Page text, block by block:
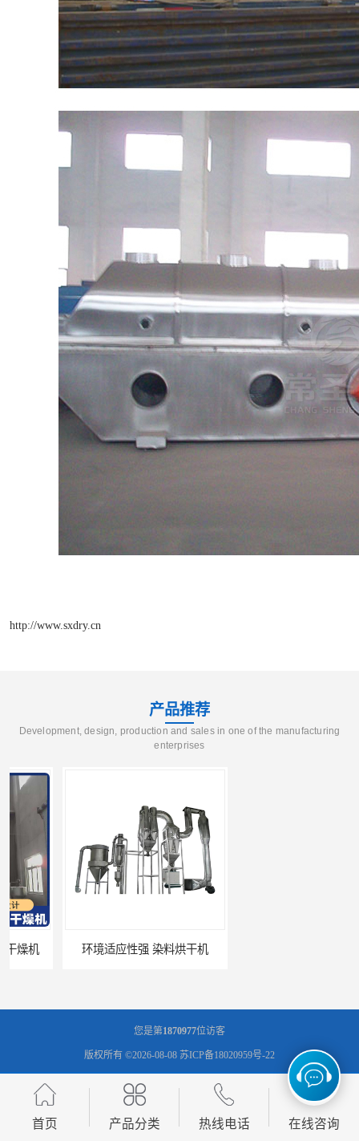
http://www.sxdry.cn
产品推荐
Development, design, production and sales in one of the manufacturing
enterprises
操作简便 医药中间体烘干机
您是第1870977位访客
版权所有 ©2026-08-08 苏ICP备18020959号-22
技术支持： 八方资源网 管理员入口 网站地图
首页 产品分类 热线电话 在线咨询